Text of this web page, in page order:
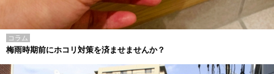
コラム
梅雨時期前にホコリ対策を済ませませんか？